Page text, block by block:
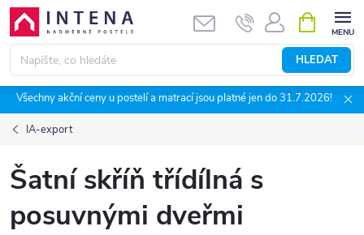
Přejít
obsah
HLEDAT
NÁKUPNÍ
KOŠÍK
Všechny akční ceny u postelí a matrací jsou platné jen do 31.7.2026!
IA-export
Šatní skříň třídílná s
posuvnými dveřmi